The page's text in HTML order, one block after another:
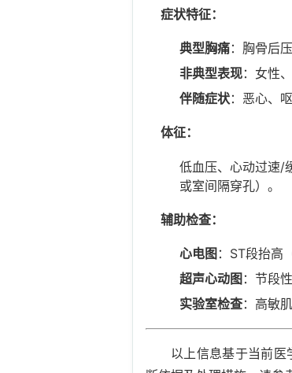
症状特征：
典型胸痛：胸骨后
非典型表现：女性
伴随症状：恶心、
体征：
低血压、心动过速/
或室间隔穿孔）。
辅助检查：
心电图 ：ST段抬高
超声心动图 ：节段
实验室检查：高敏
以上信息基于当前